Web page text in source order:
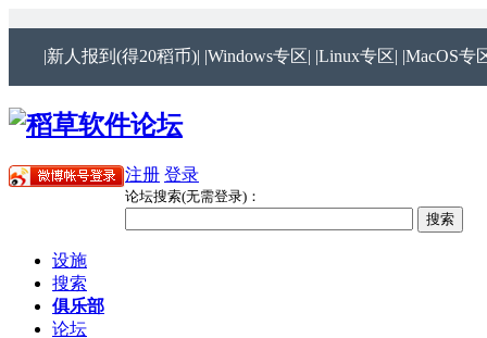
|新人报到(得20稻币)| |Windows专区| |Linux专区| |MacOS专
注册 登录
论坛搜索(无需登录)：
设施
搜索
俱乐部
论坛